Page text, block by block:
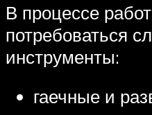
В процессе
потребоваться
инструменты:
гаечные и